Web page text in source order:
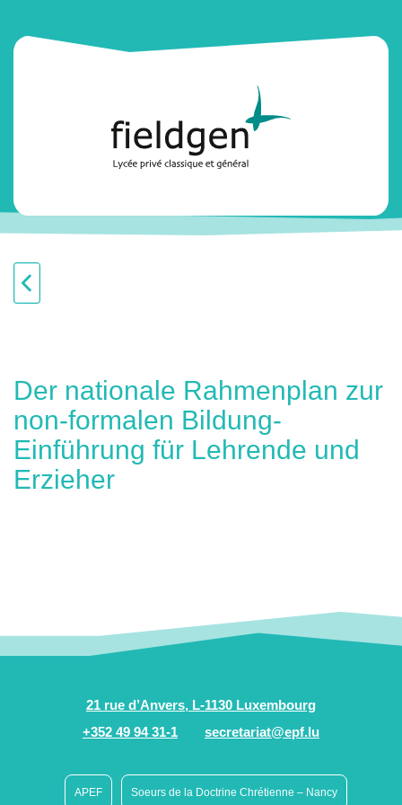
Der nationale Rahmenplan zur
non-formalen Bildung-
Einführung für Lehrende und
Erzieher
21 rue d’Anvers, L-1130 Luxembourg
+352 49 94 31-1
secretariat@epf.lu
APEF Soeurs de la Doctrine Chrétienne – Nancy